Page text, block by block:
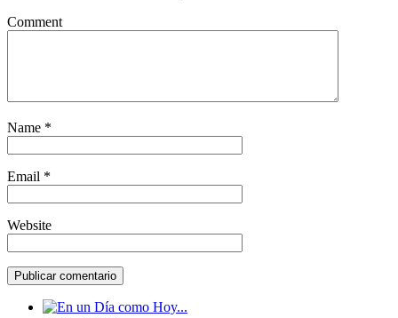
Comment
Name *
Email *
Website